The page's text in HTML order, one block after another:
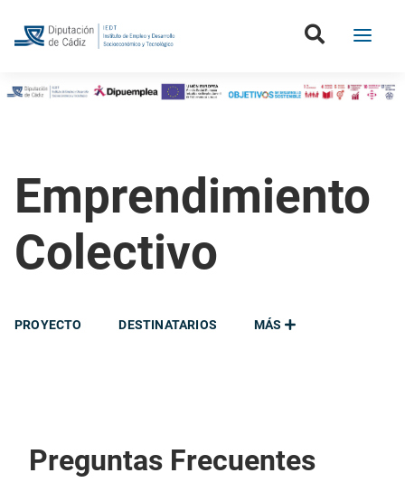
Emprendimiento
Colectivo
MÁS
PROYECTO DESTINATARIOS
Preguntas Frecuentes